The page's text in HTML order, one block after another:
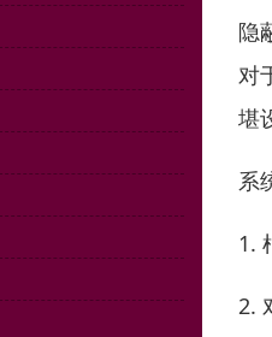
隐
对
堪
系
1.
2.